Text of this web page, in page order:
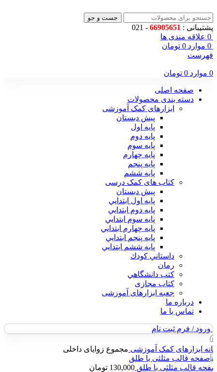
جست و جو
پشتیبانی : 66905651
- 021
0 علاقه مندی ها
0 موارد 0 تومان
فهرست
0 موارد 0 تومان
صفحه اصلی
دسته بندی محصولات
ابزارهای کمک آموزشی
پیش دبستان
پایه اول
پایه دوم
پایه سوم
پایه چهارم
پايه پنجم
پایه ششم
کتاب های کمک درسی
پیش دبستان
پايه اول ابتدايي
پايه دوم ابتدايي
پايه سوم ابتدايي
پايه چهارم ابتدايي
پايه پنجم ابتدايي
پايه ششم ابتدايي
داستاني كودك
رمان
كتب دانشگاهي
کتاب مجازی
جعبه ابزارهای آموزشی
درباره ما
تماس با ما
ورود / فرم ثبت نام
ابزارهای کمک آموزشی مجموع زوایای داخلی
قالب مثلثی با طلق 130,000 تومان